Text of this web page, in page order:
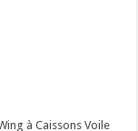
à Caissons Voile